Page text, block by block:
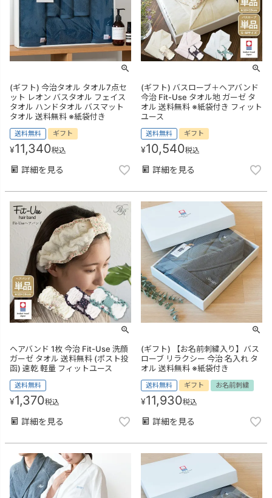
(ギフト) 今治タオル タオル7点セ
ット レオン バスタオル フェイス
タオル ハンドタオル バスマット
タオル 送料無料 ※紙袋付き
送料無料 ギフト
¥11,340税込
詳細を見る
(ギフト) バスローブ＋ヘアバンド
今治 Fit-Use タオル地 ガーゼ タ
オル 送料無料 ※紙袋付き フィット
ユース
送料無料 ギフト
¥10,540税込
詳細を見る
ヘアバンド 1枚 今治 Fit-Use 洗顔
ガーゼ タオル 送料無料 (ポスト投
函) 速乾 軽量 フィットユース
送料無料
¥1,370税込
詳細を見る
(ギフト) 【お名前刺繍入り】バス
ローブ リラクシー 今治 名入れ タ
オル 送料無料 ※紙袋付き
送料無料 ギフト お名前刺繍
¥11,930税込
詳細を見る